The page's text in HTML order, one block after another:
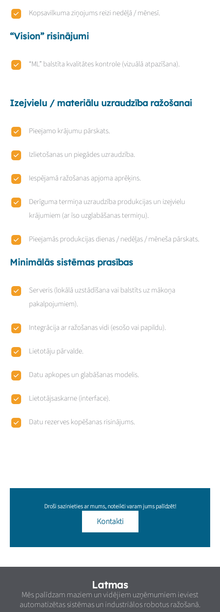
Kopsavilkuma ziņojums reizi nedēļā / mēnesī.
“Vision” risinājumi
“ML” balstīta kvalitātes kontrole (vizuālā atpazīšana).
Izejvielu / materiālu uzraudzība ražošanai
Pieejamo krājumu pārskats.
Izlietošanas un piegādes uzraudzība.
Iespējamā ražošanas apjoma aprēķins.
Derīguma termiņa uzraudzība produkcijas un izejvielu
krājumiem (ar īso uzglabāšanas termiņu).
Pieejamās produkcijas dienas / nedēļas / mēneša pārskats.
Minimālās sistēmas prasības
Serveris (lokālā uzstādīšana vai balstīts uz mākoņa
pakalpojumiem).
Integrācija ar ražošanas vidi (esošo vai papildu).
Lietotāju pārvalde.
Datu apkopes un glabāšanas modelis.
Lietotājsaskarne (interface).
Datu rezerves kopēšanas risinājums.
Droši sazinieties ar mums, noteikti varam jums palīdzēt!
Kontakti
Latmas
Mēs palīdzam maziem un vidējiem uzņēmumiem ieviest
automatizētas sistēmas un industriālos robotus ražošanā.